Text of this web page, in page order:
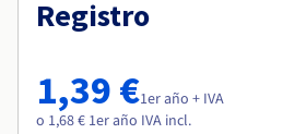
Precios
Roadmap & Changelog
Observabilidad
Roadmap y Changelog
Roadmap & Changelog
Roadmap & Changelog
Roadmap & Changelog
Registro
1,39 €1er año + IVA
o 1,68 € 1er año IVA incl.